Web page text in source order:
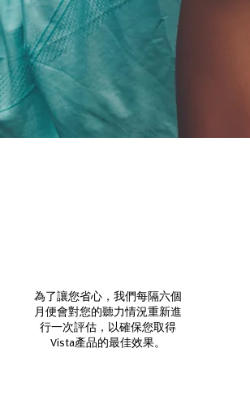
為了讓您省心，我們每隔六個
月便會對您的聽力情況重新進
行一次評估，以確保您取得
Vista產品的最佳效果。